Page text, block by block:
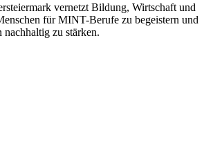
vernetzt Bildung, Wirtschaft und
für MINT-Berufe zu begeistern und
zu stärken.